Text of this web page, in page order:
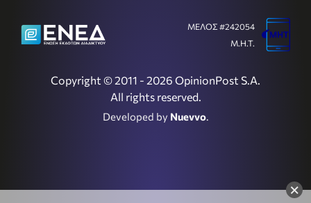
×
Copyright © 2011 - 2026 OpinionPost S.A.
All rights reserved.
Developed by Nuevvo.
ΜΕΛΟΣ #242054
Μ.Η.Τ.